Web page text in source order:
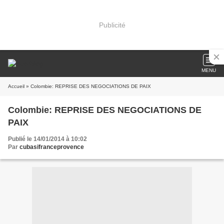
Publicité
MENU
Accueil » Colombie: REPRISE DES NEGOCIATIONS DE PAIX
Colombie: REPRISE DES NEGOCIATIONS DE
PAIX
Publié le 14/01/2014 à 10:02
Par cubasifranceprovence